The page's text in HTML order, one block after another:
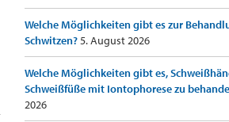
Welche Möglichkeiten gibt es zur
Schwitzen?5. August 2026
Welche Möglichkeiten gibt es,
Schweißfüße mit Iontophorese zu
2026